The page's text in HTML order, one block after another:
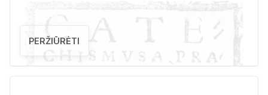
PERŽIŪRĖTI